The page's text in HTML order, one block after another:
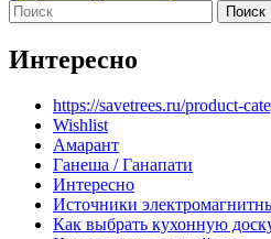
Интересно
https://savetrees.ru/product-
Wishlist
Амарант
Ганеша / Ганапати
Интересно
Источники
Как выбрать кухонную